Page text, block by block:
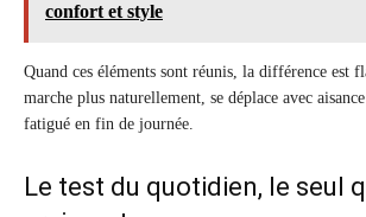
confort et style
Quand ces éléments sont réunis, la différence est
marche plus naturellement, se déplace avec
fatigué en fin de journée.
Le test du quotidien, le seul